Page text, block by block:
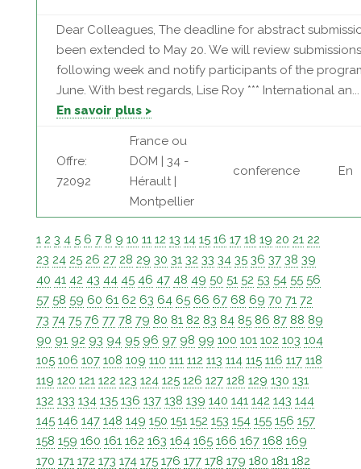
Dear Colleagues, The deadline for abstract
been extended to May 20. We will review
following week and notify participants of the
June. With best regards, Lise Roy *** International an...
En savoir plus >
Offre:
72092
France ou
DOM | 34 -
Hérault |
Montpellier
conference En
1 2 3 4 5 6 7 8 9 10 11 12 13 14 15 16 17 18 19 20 21 22
23 24 25 26 27 28 29 30 31 32 33 34 35 36 37 38 39
40 41 42 43 44 45 46 47 48 49 50 51 52 53 54 55 56
57 58 59 60 61 62 63 64 65 66 67 68 69 70 71 72
73 74 75 76 77 78 79 80 81 82 83 84 85 86 87 88 89
90 91 92 93 94 95 96 97 98 99 100 101 102 103 104
105 106 107 108 109 110 111 112 113 114 115 116 117 118
119 120 121 122 123 124 125 126 127 128 129 130 131
132 133 134 135 136 137 138 139 140 141 142 143 144
145 146 147 148 149 150 151 152 153 154 155 156 157
158 159 160 161 162 163 164 165 166 167 168 169
170 171 172 173 174 175 176 177 178 179 180 181 182